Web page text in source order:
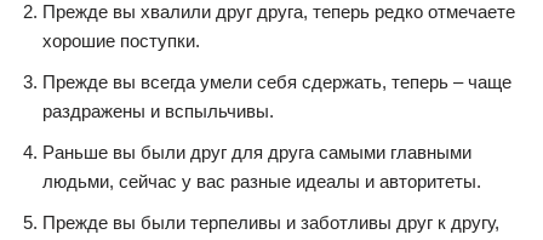
Прежде вы хвалили друг друга, теперь редко отмечаете
хорошие поступки.
Прежде вы всегда умели себя сдержать, теперь – чаще
раздражены и вспыльчивы.
Раньше вы были друг для друга самыми главными
людьми, сейчас у вас разные идеалы и авторитеты.
Прежде вы были терпеливы и заботливы друг к другу,